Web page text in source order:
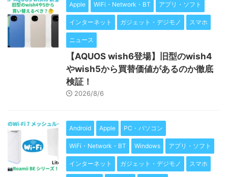
Apple WiFi・Network・BT アプリ・ソフト
インターネット ガジェット・デジモノ スマホ
ニュース
【AQUOS wish6登場】旧型のwish4
やwish5から買替価値があるのか徹底
検証！
2026/8/6
Android Apple PC・パソコン
WiFi・Network・BT Windows アプリ・ソフト
インターネット ガジェット・デジモノ スマホ